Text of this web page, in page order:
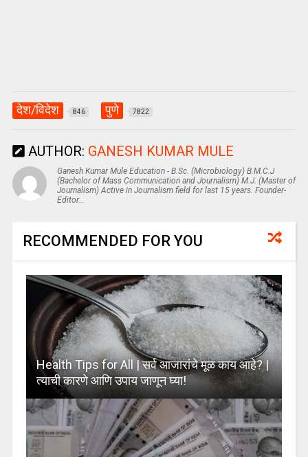
देश/विदेश 846 पुणे 7822
AUTHOR: GANESH KUMAR MULE
Ganesh Kumar Mule Education - B.Sc. (Microbiology) B.M.C.J
(Bachelor of Mass Communication and Journalism) M.J. (Master of
Journalism) Active in Journalism field for last 15 years. Founder-
Editor...
RECOMMENDED FOR YOU
Health Tips for All | सर्व आजारांचे मूळ काय आहे? |
त्याची कारणे आणि उपाय जाणून घ्या!